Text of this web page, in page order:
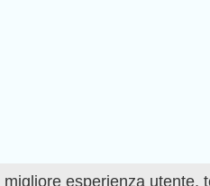
esperienza utente,